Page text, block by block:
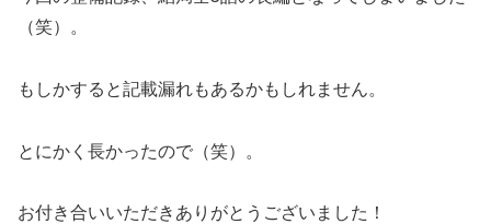
（笑）。
もしかすると記載漏れもあるかもしれません。
とにかく長かったので（笑）。
お付き合いいただきありがとうございました！